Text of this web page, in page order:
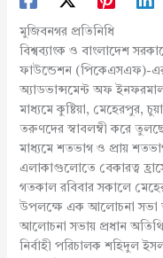
মুজিবনগর প্রতিনিধি
বিশ্বব্যাংক ও বাংলাদেশ
ফাউন্ডেশন (পিকেএসএফ)-এর
অ্যাডভান্সমেন্ট অফ
মাধ্যমে কুষ্টিয়া, মেহেরপুর,
তরুণদের স্বাবলম্বী করে
মাধ্যমে শতভাগ ও প্রায় শতভাগ
এলাকাগুলোতে বেকারত্ব
গতকাল রবিবার সকালে
উপলক্ষে এক আলোচনা সভা
আলোচনা সভায় প্রধান
নির্বাহী পরিচালক শহিদুল